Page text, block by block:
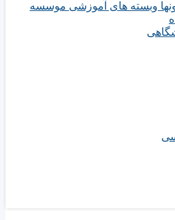
وبسته های آموزشی موسسه